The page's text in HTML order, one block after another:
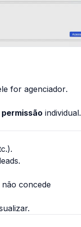
for agenciador.
individual.
concede